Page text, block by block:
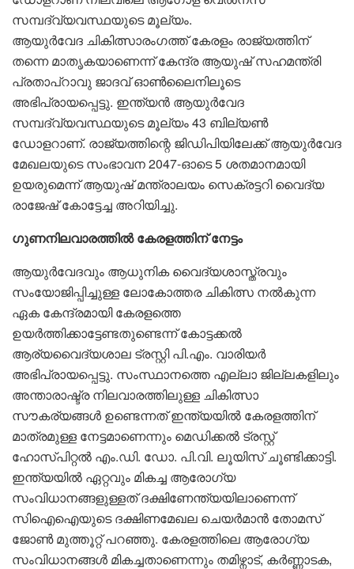
സമ്പദ്‌വ്യവസ്ഥയുടെ മൂല്യം.
ആയുർവേദ ചികിത്സാരംഗത്ത് കേരളം രാജ്യത്തിന്
തന്നെ മാതൃകയാണെന്ന് കേന്ദ്ര ആയുഷ് സഹമന്ത്രി
പ്രതാപ്റാവു ജാദവ് ഓൺലൈനിലൂടെ
അഭിപ്രായപ്പെട്ടു. ഇന്ത്യൻ ആയുർവേദ
സമ്പദ്‌വ്യവസ്ഥയുടെ മൂല്യം 43 ബില്യൺ
ഡോളറാണ്. രാജ്യത്തിന്റെ ജിഡിപിയിലേക്ക് ആയുർവേദ
മേഖലയുടെ സംഭാവന 2047-ഓടെ 5 ശതമാനമായി
ഉയരുമെന്ന് ആയുഷ് മന്ത്രാലയം സെക്രട്ടറി വൈദ്യ
രാജേഷ് കോട്ടേച്ച അറിയിച്ചു.
ഗുണനിലവാരത്തിൽ കേരളത്തിന് നേട്ടം
ആയുർവേദവും ആധുനിക വൈദ്യശാസ്ത്രവും
സംയോജിപ്പിച്ചുള്ള ലോകോത്തര ചികിത്സ നൽകുന്ന
ഏക കേന്ദ്രമായി കേരളത്തെ
ഉയർത്തിക്കാട്ടേണ്ടതുണ്ടെന്ന് കോട്ടക്കൽ
ആര്യവൈദ്യശാല ട്രസ്റ്റി പി.എം. വാരിയർ
അഭിപ്രായപ്പെട്ടു. സംസ്ഥാനത്തെ എല്ലാ ജില്ലകളിലും
അന്താരാഷ്ട്ര നിലവാരത്തിലുള്ള ചികിത്സാ
സൗകര്യങ്ങൾ ഉണ്ടെന്നത് ഇന്ത്യയിൽ കേരളത്തിന്
മാത്രമുള്ള നേട്ടമാണെന്നും മെഡിക്കൽ ട്രസ്റ്റ്
ഹോസ്പിറ്റൽ എം.ഡി. ഡോ. പി.വി. ലൂയിസ് ചൂണ്ടിക്കാട്ടി.
ഇന്ത്യയിൽ ഏറ്റവും മികച്ച ആരോഗ്യ
സംവിധാനങ്ങളുള്ളത് ദക്ഷിണേന്ത്യയിലാണെന്ന്
സിഐഐയുടെ ദക്ഷിണമേഖല ചെയർമാൻ തോമസ്
ജോൺ മുത്തൂറ്റ് പറഞ്ഞു. കേരളത്തിലെ ആരോഗ്യ
സംവിധാനങ്ങൾ മികച്ചതാണെന്നും തമിഴ്നാട്, കർണ്ണാടക,